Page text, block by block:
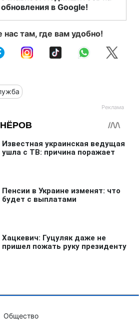
в Google!
нас там, где вам удобно!
Общество